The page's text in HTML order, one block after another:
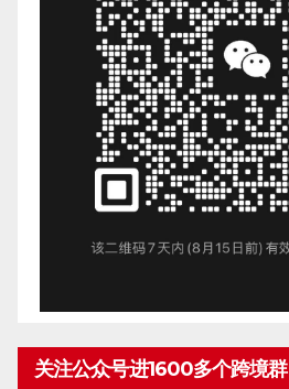
关注公众号进1600多个跨境群